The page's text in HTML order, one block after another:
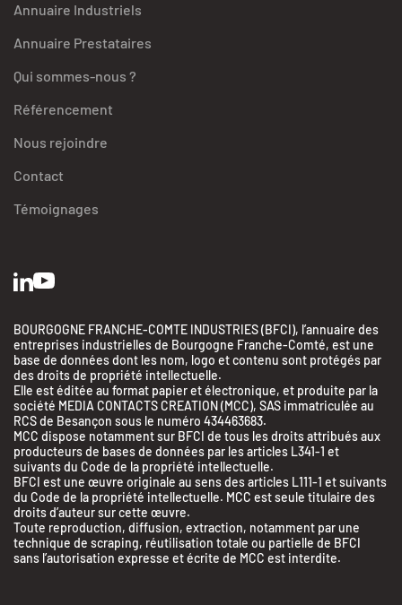
Annuaire Industriels
Annuaire Prestataires
Qui sommes-nous ?
Référencement
Nous rejoindre
Contact
Témoignages
BOURGOGNE FRANCHE-COMTE INDUSTRIES (BFCI), l’annuaire des
entreprises industrielles de Bourgogne Franche-Comté, est une
base de données dont les nom, logo et contenu sont protégés par
des droits de propriété intellectuelle.
Elle est éditée au format papier et électronique, et produite par la
société MEDIA CONTACTS CREATION (MCC), SAS immatriculée au
RCS de Besançon sous le numéro 434463683.
MCC dispose notamment sur BFCI de tous les droits attribués aux
producteurs de bases de données par les articles L341-1 et
suivants du Code de la propriété intellectuelle.
BFCI est une œuvre originale au sens des articles L111-1 et suivants
du Code de la propriété intellectuelle. MCC est seule titulaire des
droits d’auteur sur cette œuvre.
Toute reproduction, diffusion, extraction, notamment par une
technique de scraping, réutilisation totale ou partielle de BFCI
sans l’autorisation expresse et écrite de MCC est interdite.
BFC Industries
Utilise des Cookies